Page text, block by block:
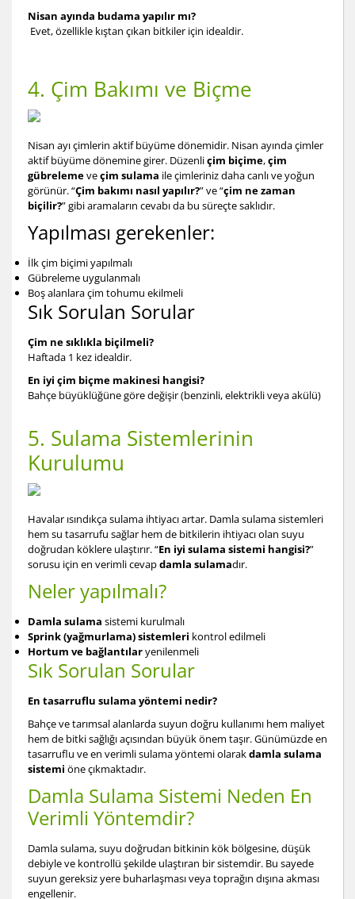
Nisan ayında budama yapılır mı?
Evet, özellikle kıştan çıkan bitkiler için idealdir.
4. Çim Bakımı ve Biçme
Nisan ayı çimlerin aktif büyüme dönemidir. Nisan ayında çimler
aktif büyüme dönemine girer. Düzenliçim biçime,çim
gübrelemeveçim sulama ile çimleriniz daha canlı ve yoğun
görünür. “Çim bakımı nasıl yapılır?” ve “çim ne zaman
biçilir?” gibi aramaların cevabı da bu süreçte saklıdır.
Yapılması gerekenler:
İlk çim biçimi yapılmalı
Gübreleme uygulanmalı
Boş alanlara çim tohumu ekilmeli
Sık Sorulan Sorular
Çim ne sıklıkla biçilmeli?
Haftada 1 kez idealdir.
En iyi çim biçme makinesi hangisi?
Bahçe büyüklüğüne göre değişir (benzinli, elektrikli veya akülü)
5. Sulama Sistemlerinin
Kurulumu
Havalar ısındıkça sulama ihtiyacı artar. Damla sulama sistemleri
hem su tasarrufu sağlar hem de bitkilerin ihtiyacı olan suyu
doğrudan köklere ulaştırır. “En iyi sulama sistemi hangisi?”
sorusu için en verimli cevapdamla sulamadır.
Neler yapılmalı?
Damla sulama sistemi kurulmalı
Sprink (yağmurlama) sistemleri kontrol edilmeli
Hortum ve bağlantılaryenilenmeli
Sık Sorulan Sorular
En tasarruflu sulama yöntemi nedir?
Bahçe ve tarımsal alanlarda suyun doğru kullanımı hem maliyet
hem de bitki sağlığı açısından büyük önem taşır. Günümüzde en
tasarruflu ve en verimli sulama yöntemi olarakdamla sulama
sistemi öne çıkmaktadır.
Damla Sulama Sistemi Neden En
Verimli Yöntemdir?
Damla sulama, suyu doğrudan bitkinin kök bölgesine, düşük
debiyle ve kontrollü şekilde ulaştıran bir sistemdir. Bu sayede
suyun gereksiz yere buharlaşması veya toprağın dışına akması
engellenir.